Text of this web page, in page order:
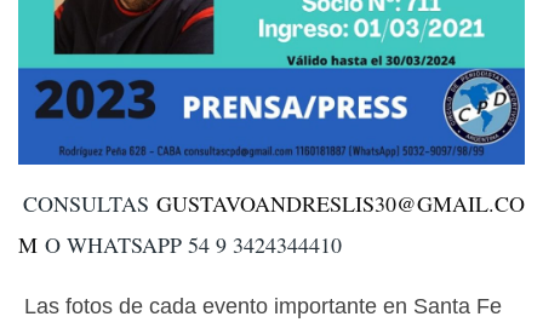
CONSULTAS GUSTAVOANDRESLIS30@GMAIL.CO
M O WHATSAPP 54 9 3424344410
Las fotos de cada evento importante en Santa Fe